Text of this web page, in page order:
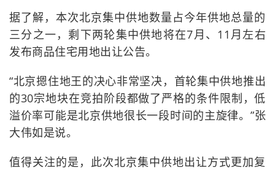
据了解，本次北京集中供地数量占今年供地总量的
三分之一，剩下两轮集中供地将在7月、11月左右
发布商品住宅用地出让公告。
“北京摁住地王的决心非常坚决，首轮集中供地推出
的30宗地块在竞拍阶段都做了严格的条件限制，低
溢价率可能是北京供地很长一段时间的主旋律。”张
大伟如是说。
值得关注的是，此次北京集中供地出让方式更加复